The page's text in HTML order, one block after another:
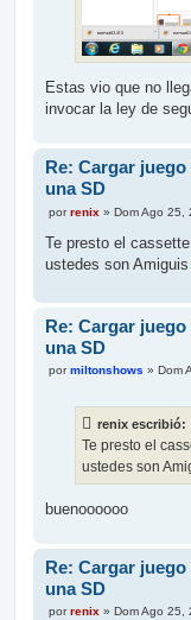
Estas vio que no
invocar la ley de
Re: Cargar
una SD
M
n
a
porrenix » Dom Ago 25,
Te presto el
ustedes son Amiguis
Re: Cargar
una SD
Mpormiltonshows » Dom
renix escribió:
Te presto el
ustedes son
buenoooooo
Re: Cargar
una SD
Mporrenix » Dom Ago 25,